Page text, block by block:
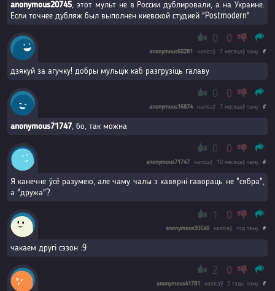
anonymous20745, этот мульт не в России дублировали, а на Украине.
Если точнее дубляж был выполнен киевской студией "Postmodern"
0 0
anonymous60281 напісаў 7 месяцаў таму #
дзякуй за агучку! добры мульцік каб разгрузіць галаву
0 0
anonymous16874 напісаў 7 месяцаў таму #
anonymous71747, бо, так можна
0 0
anonymous71747 напісаў 10 месяцаў таму #
Я канечне ўсё разумею, але чаму чалы з кавярні гавораць не "сябра",
а "дружа"?
1 0
anonymous30540 напісаў год таму #
чакаем другі сэзон :9
2 0
anonymous41781 напісаў 2 гады таму #